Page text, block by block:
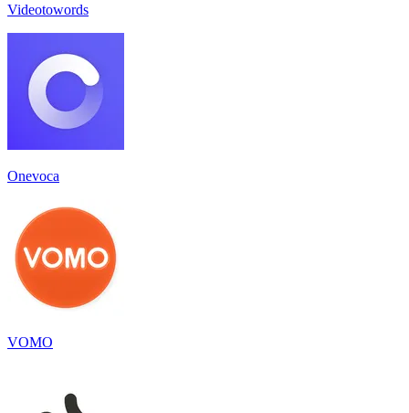
Videotowords
Onevoca
VOMO